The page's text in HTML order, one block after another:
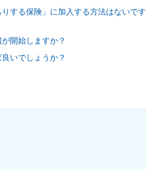
する保険」に加入する方法はないです
開始しますか？
いでしょうか？